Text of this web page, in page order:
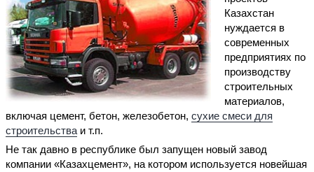
Казахстан
нуждается в
современных
предприятиях по
производству
строительных
материалов,
включая цемент, бетон, железобетон, сухие смеси для
строительства и т.п.
Не так давно в республике был запущен новый завод
компании «Казахцемент», на котором используется новейшая